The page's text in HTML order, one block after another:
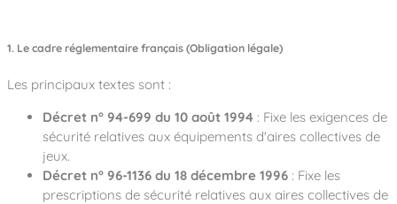
1. Le cadre réglementaire français (Obligation légale)
Les principaux textes sont :
Décret n° 94-699 du 10 août 1994 : Fixe les exigences de
sécurité relatives aux équipements d'aires collectives de
jeux.
Décret n° 96-1136 du 18 décembre 1996 : Fixe les
prescriptions de sécurité relatives aux aires collectives de